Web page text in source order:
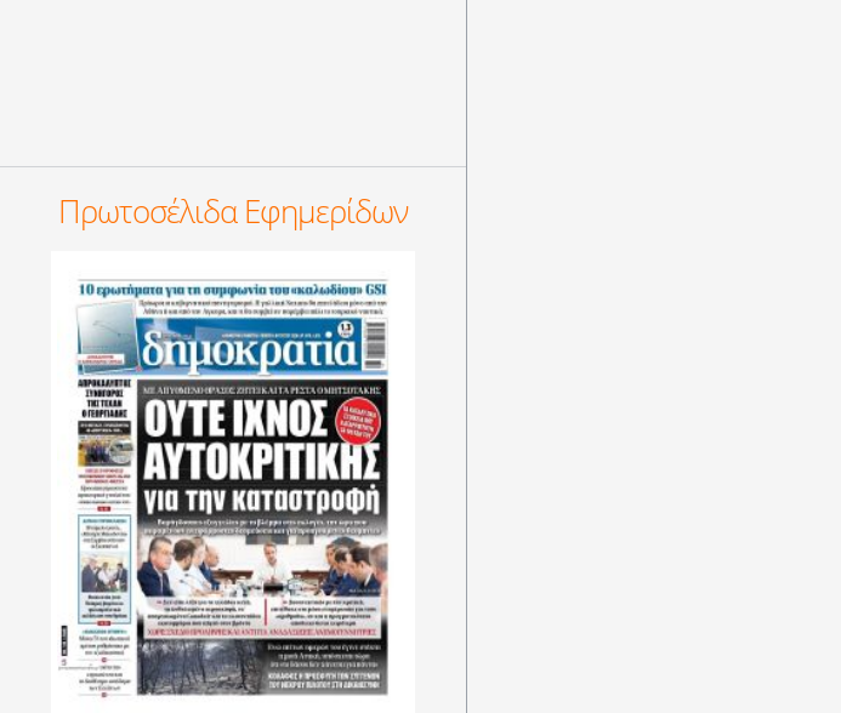
Πρωτοσέλιδα Εφημερίδων